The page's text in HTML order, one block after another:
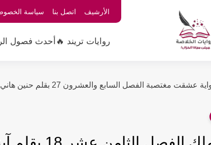
الأرشيف اتصل بنا سياسة
روايات تريند 🔥 أحدث فصول
عشقت مغتصبة الفصل السابع والعشرون 27 بقلم حنين هاني